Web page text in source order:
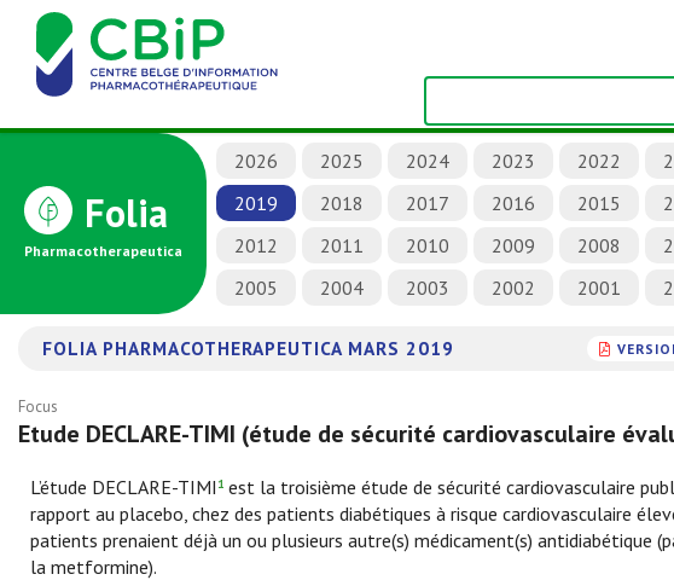
Folia
Pharmacotherapeutica
2026 2025 2024 2023 2022
2019
2018 2017 2016 2015
2012
2011 2010 2009 2008
2005
2004 2003 2002 2001
FOLIA PHARMACOTHERAPEUTICA MARS 2019
Focus
Etude DECLARE-TIMI (étude de sécurité cardiovasculaire
L’étude DECLARE-TIMI 1 est la troisième étude de sécurité cardiovasculaire
rapport au placebo, chez des patients diabétiques à risque cardiovasculaire
patients prenaient déjà un ou plusieurs autre(s) médicament(s) antidiabétique
la metformine).